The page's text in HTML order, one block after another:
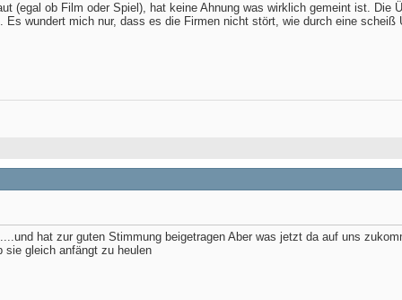
(egal ob Film oder Spiel), hat keine Ahnung was wirklich gemeint ist. Die
wundert mich nur, dass es die Firmen nicht stört, wie durch eine scheiß
hat zur guten Stimmung beigetragen Aber was jetzt da auf uns
sie gleich anfängt zu heulen